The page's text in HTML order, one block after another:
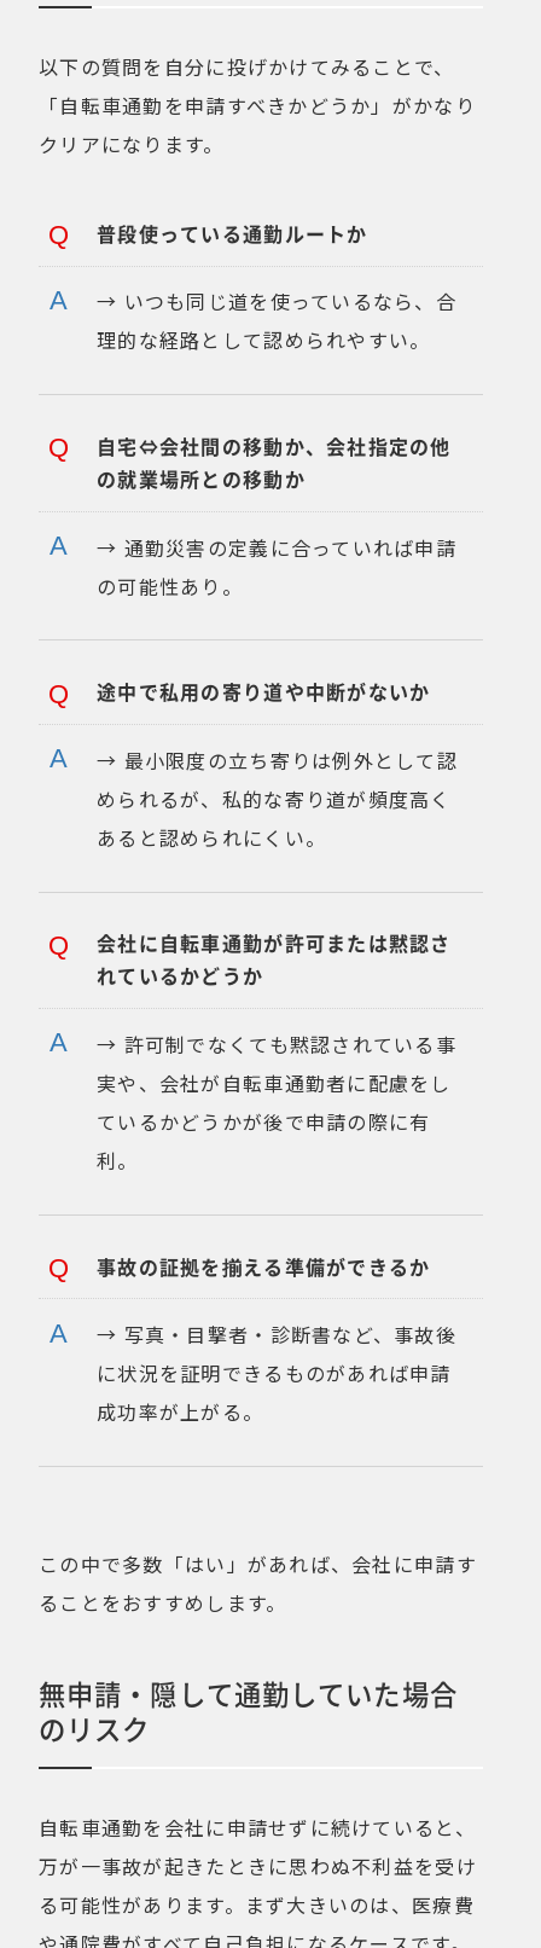
以下の質問を自分に投げかけてみることで、
「自転車通勤を申請すべきかどうか」がかなり
クリアになります。
普段使っている通勤ルートか
→ いつも同じ道を使っているなら、合
理的な経路として認められやすい。
自宅⇔会社間の移動か、会社指定の他
の就業場所との移動か
→ 通勤災害の定義に合っていれば申請
の可能性あり。
途中で私用の寄り道や中断がないか
→ 最小限度の立ち寄りは例外として認
められるが、私的な寄り道が頻度高く
あると認められにくい。
会社に自転車通勤が許可または黙認さ
れているかどうか
→ 許可制でなくても黙認されている事
実や、会社が自転車通勤者に配慮をし
ているかどうかが後で申請の際に有
利。
事故の証拠を揃える準備ができるか
→ 写真・目撃者・診断書など、事故後
に状況を証明できるものがあれば申請
成功率が上がる。
この中で多数「はい」があれば、会社に申請す
ることをおすすめします。
無申請・隠して通勤していた場合
のリスク
自転車通勤を会社に申請せずに続けていると、
万が一事故が起きたときに思わぬ不利益を受け
る可能性があります。まず大きいのは、医療費